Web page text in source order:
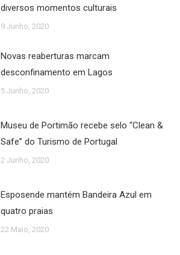
diversos momentos culturais
9 Junho, 2020
Novas reaberturas marcam
desconfinamento em Lagos
5 Junho, 2020
Museu de Portimão recebe selo “Clean &
Safe” do Turismo de Portugal
2 Junho, 2020
Esposende mantém Bandeira Azul em
quatro praias
22 Maio, 2020